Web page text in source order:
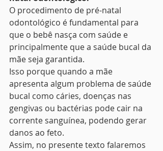
O procedimento de pré-natal
odontológico é fundamental para
que o bebê nasça com saúde e
principalmente que a saúde bucal da
mãe seja garantida.
Isso porque quando a mãe
apresenta algum problema de saúde
bucal como cáries, doenças nas
gengivas ou bactérias pode cair na
corrente sanguínea, podendo gerar
danos ao feto.
Assim, no presente texto falaremos